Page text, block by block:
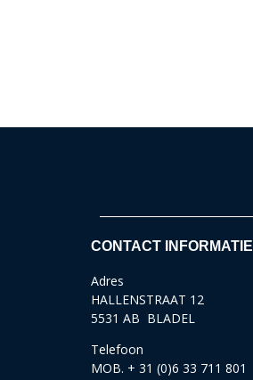
CONTACT INFORMATIE
Adres
HALLENSTRAAT 12
5531 AB BLADEL
Telefoon
MOB. + 31 (0)6 33 711 801